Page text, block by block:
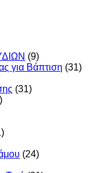
(9)
για Βάπτιση (31)
(31)
(24)